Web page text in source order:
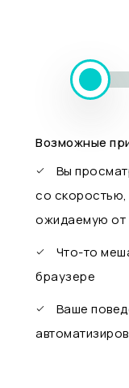
Возможные
Вы
со
ожидаемую от
Что-то
браузере
Ваше